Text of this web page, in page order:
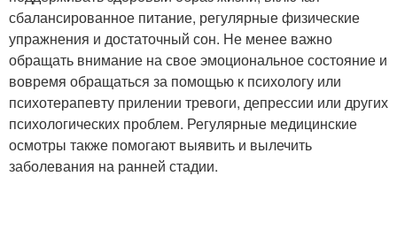
сбалансированное питание, регулярные физические
упражнения и достаточный сон. Не менее важно
обращать внимание на свое эмоциональное состояние и
вовремя обращаться за помощью к психологу или
психотерапевту прилении тревоги, депрессии или других
психологических проблем. Регулярные медицинские
осмотры также помогают выявить и вылечить
заболевания на ранней стадии.